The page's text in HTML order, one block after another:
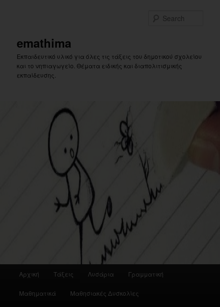
emathima
Εκπαιδευτικό υλικό για όλες τις τάξεις του δημοτικού σχολείου
και το νηπιαγωγείο. Θέματα ειδικής και διαπολιτισμικής
εκπαίδευσης.
Αρχική Τάξεις Λυσάρια Γραμματική
Μαθηματικά Μαθησιακές Δυσκολίες